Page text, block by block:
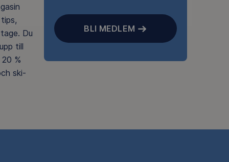
Du
till
%
ski-
BLI MEDLEM